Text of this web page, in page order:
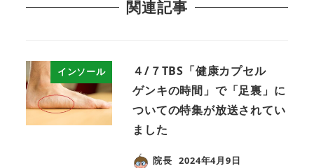
関連記事
インソール
４/７TBS「健康カプセル
ゲンキの時間」で「足裏」に
ついての特集が放送されてい
ました
院長 2024年4月9日